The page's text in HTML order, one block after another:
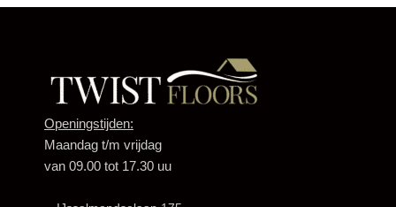
Openingstijden:
Maandag t/m vrijdag
van 09.00 tot 17.30 uu